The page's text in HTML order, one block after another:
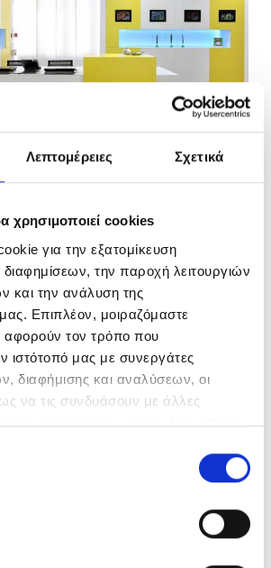
Λεπτομέρειες Σχετικά
χρησιμοποιεί cookies
για την εξατομίκευση
διαφημίσεων, την παροχή λειτουργιών
και την ανάλυση της
Επιπλέον, μοιραζόμαστε
αφορούν τον τρόπο που
ιστότοπό μας με συνεργάτες
διαφήμισης και αναλύσεων, οι
να τις συνδυάσουν με άλλες
έχετε παραχωρήσει ή τις οποίες